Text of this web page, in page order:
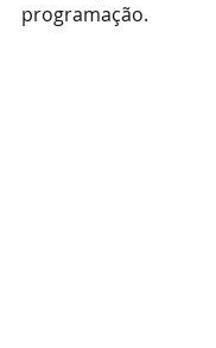
programação.